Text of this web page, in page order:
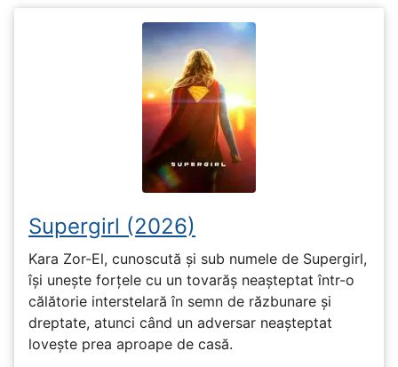
Supergirl (2026)
Kara Zor-El, cunoscută și sub numele de Supergirl,
își unește forțele cu un tovarăș neașteptat într-o
călătorie interstelară în semn de răzbunare și
dreptate, atunci când un adversar neașteptat
lovește prea aproape de casă.